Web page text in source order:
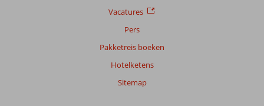
Vacatures
Pers
Pakketreis boeken
Hotelketens
Sitemap